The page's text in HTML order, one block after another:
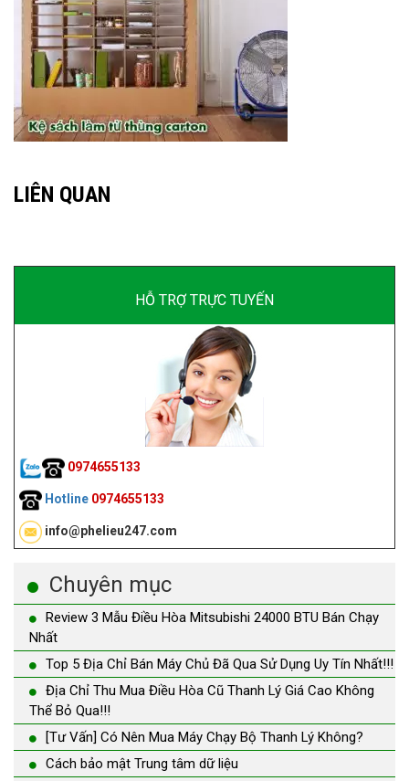
LIÊN QUAN
HỖ TRỢ TRỰC TUYẾN
0974655133
Hotline 0974655133
info@phelieu247.com
Chuyên mục
Review 3 Mẫu Điều Hòa Mitsubishi 24000 BTU Bán Chạy
Nhất
Top 5 Địa Chỉ Bán Máy Chủ Đã Qua Sử Dụng Uy Tín Nhất!!!
Địa Chỉ Thu Mua Điều Hòa Cũ Thanh Lý Giá Cao Không
Thể Bỏ Qua!!!
[Tư Vấn] Có Nên Mua Máy Chạy Bộ Thanh Lý Không?
Cách bảo mật Trung tâm dữ liệu